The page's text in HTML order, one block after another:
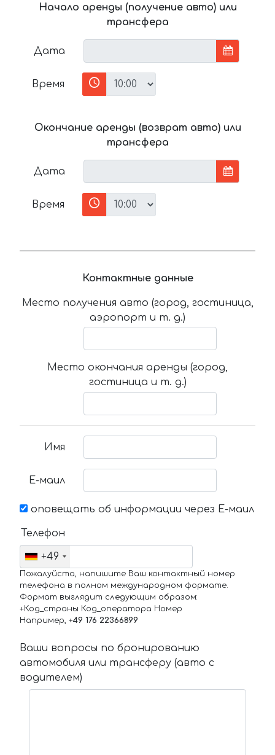
Начало аренды (получение авто) или
трансфера
Дата
Время
Окончание аренды (возврат авто) или
трансфера
Дата
Время
Контактные данные
Место получения авто (город, гостиница,
аэропорт и т. д.)
Место окончания аренды (город,
гостиница и т. д.)
Имя
Е-маил
оповещать об информации через Е-маил
Телефон
+49
Пожалуйста, напишите Ваш контактный номер
телефона в полном международном формате.
Формат выглядит следующим образом:
+Код_страны Код_оператора Номер
Например, +49 176 22366899
Ваши вопросы по бронированию
автомобиля или трансферу (авто с
водителем)